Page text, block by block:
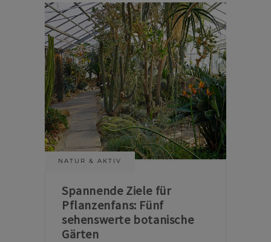
NATUR & AKTIV
Spannende Ziele für
Pflanzenfans: Fünf
sehenswerte botanische
Gärten